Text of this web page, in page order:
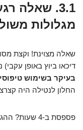
3.1. שאלה
מגלולות
שאלה מצוינת! וקצת
דיכאו ביוץ באופן
בעיקר בשימוש טיפוסי
החלון לנטילה היה קצרצר –
פספסת ב-4 שעות? ההגנה נפגעת.